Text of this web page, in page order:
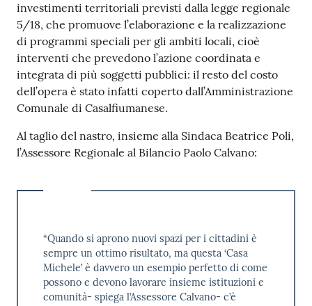
investimenti territoriali previsti dalla legge regionale
5/18, che promuove l’elaborazione e la realizzazione
di programmi speciali per gli ambiti locali, cioè
interventi che prevedono l’azione coordinata e
integrata di più soggetti pubblici: il resto del costo
dell’opera è stato infatti coperto dall’Amministrazione
Comunale di Casalfiumanese.
Al taglio del nastro, insieme alla Sindaca Beatrice Poli,
l’Assessore Regionale al Bilancio Paolo Calvano:
“Quando si aprono nuovi spazi per i cittadini è
sempre un ottimo risultato, ma questa ‘Casa
Michele’ è davvero un esempio perfetto di come
possono e devono lavorare insieme istituzioni e
comunità- spiega l’Assessore Calvano- c’è